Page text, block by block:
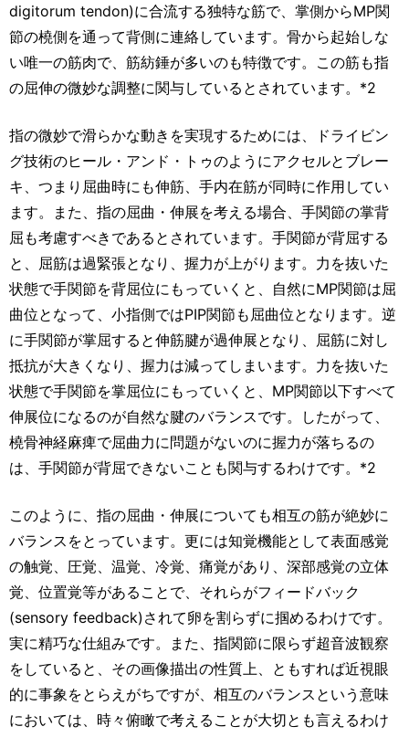
digitorum tendon)に合流する独特な筋で、掌側からMP関
節の橈側を通って背側に連絡しています。骨から起始しな
い唯一の筋肉で、筋紡錘が多いのも特徴です。この筋も指
の屈伸の微妙な調整に関与しているとされています。*2
指の微妙で滑らかな動きを実現するためには、ドライビン
グ技術のヒール・アンド・トゥのようにアクセルとブレー
キ、つまり屈曲時にも伸筋、手内在筋が同時に作用してい
ます。また、指の屈曲・伸展を考える場合、手関節の掌背
屈も考慮すべきであるとされています。手関節が背屈する
と、屈筋は過緊張となり、握力が上がります。力を抜いた
状態で手関節を背屈位にもっていくと、自然にMP関節は屈
曲位となって、小指側ではPIP関節も屈曲位となります。逆
に手関節が掌屈すると伸筋腱が過伸展となり、屈筋に対し
抵抗が大きくなり、握力は減ってしまいます。力を抜いた
状態で手関節を掌屈位にもっていくと、MP関節以下すべて
伸展位になるのが自然な腱のバランスです。したがって、
橈骨神経麻痺で屈曲力に問題がないのに握力が落ちるの
は、手関節が背屈できないことも関与するわけです。*2
このように、指の屈曲・伸展についても相互の筋が絶妙に
バランスをとっています。更には知覚機能として表面感覚
の触覚、圧覚、温覚、冷覚、痛覚があり、深部感覚の立体
覚、位置覚等があることで、それらがフィードバック
(sensory feedback)されて卵を割らずに掴めるわけです。
実に精巧な仕組みです。また、指関節に限らず超音波観察
をしていると、その画像描出の性質上、ともすれば近視眼
的に事象をとらえがちですが、相互のバランスという意味
においては、時々俯瞰で考えることが大切とも言えるわけ